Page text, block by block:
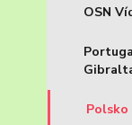
OSN
Polsko